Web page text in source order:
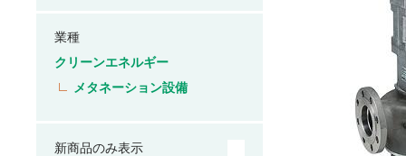
業種
クリーンエネルギー
メタネーション設備
新商品のみ表示